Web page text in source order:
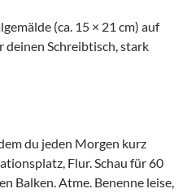
(ca. 15 × 21 cm) auf
Schreibtisch, stark
du jeden Morgen kurz
Flur. Schau für 60
Balken. Atme. Benenne leise,